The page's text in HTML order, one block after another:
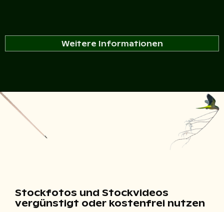
Weitere Informationen
Stockfotos und Stockvideos
vergünstigt oder kostenfrei nutzen